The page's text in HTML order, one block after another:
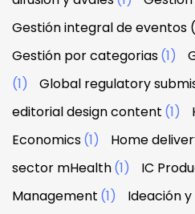
Gestión integral de eventos
Gestión por categorias(1)
(1)
Global regulatory
editorial design content (1)
Economics(1) Home
sector mHealth(1) IC
Management (1) Ideación